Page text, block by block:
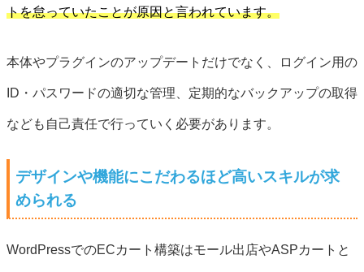
トを怠っていたことが原因と言われています。
本体やプラグインのアップデートだけでなく、ログイン用の
ID・パスワードの適切な管理、定期的なバックアップの取得
なども自己責任で行っていく必要があります。
デザインや機能にこだわるほど高いスキルが求
められる
WordPressでのECカート構築はモール出店やASPカートと